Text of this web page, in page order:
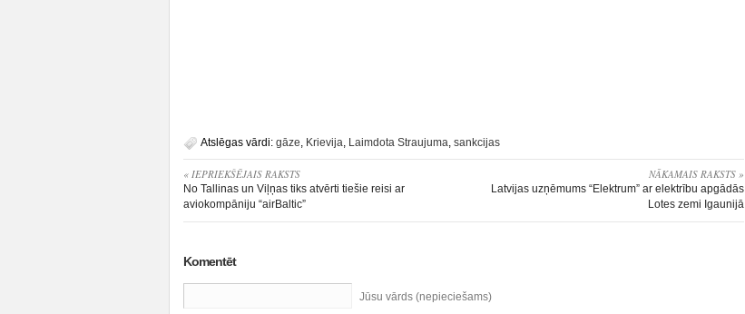
Atslēgas vārdi: gāze, Krievija, Laimdota Straujuma, sankcijas
« IEPRIEKŠĒJAIS RAKSTS
No Tallinas un Viļņas tiks atvērti tiešie reisi ar
aviokompāniju “airBaltic”
NĀKAMAIS RAKSTS »
Latvijas uzņēmums “Elektrum” ar elektrību apgādās
Lotes zemi Igaunijā
Komentēt
Jūsu vārds (nepieciešams)